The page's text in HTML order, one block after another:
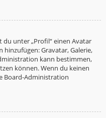
unter „Profil“ einen Avatar
Gravatar, Galerie,
kann bestimmen,
können. Wenn du keinen
Board-Administration